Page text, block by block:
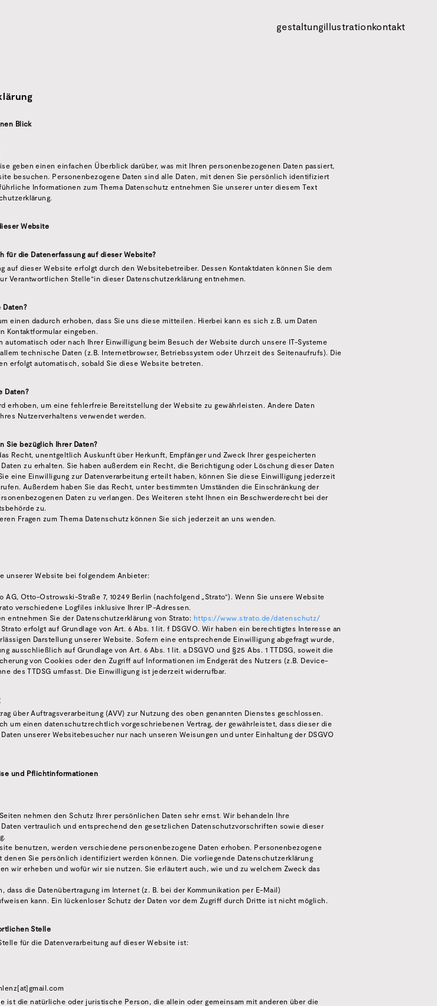
gestaltungillustrationkontakt
Blick
geben einen einfachen Überblick darüber, was mit Ihren personenbezogenen Daten passiert,
besuchen. Personenbezogene Daten sind alle Daten, mit denen Sie persönlich identifiziert
Informationen zum Thema Datenschutz entnehmen Sie unserer unter diesem Text
Website
für die Datenerfassung auf dieser Website?
auf dieser Website erfolgt durch den Websitebetreiber. Dessen Kontaktdaten können Sie dem
Verantwortlichen Stelle“in dieser Datenschutzerklärung entnehmen.
Daten?
einen dadurch erhoben, dass Sie uns diese mitteilen. Hierbei kann es sich z.B. um Daten
Kontaktformular eingeben.
automatisch oder nach Ihrer Einwilligung beim Besuch der Website durch unsere IT-Systeme
technische Daten (z.B. Internetbrowser, Betriebssystem oder Uhrzeit des Seitenaufrufs). Die
erfolgt automatisch, sobald Sie diese Website betreten.
Daten?
erhoben, um eine fehlerfreie Bereitstellung der Website zu gewährleisten. Andere Daten
Nutzerverhaltens verwendet werden.
Sie bezüglich Ihrer Daten?
Recht, unentgeltlich Auskunft über Herkunft, Empfänger und Zweck Ihrer gespeicherten
zu erhalten. Sie haben außerdem ein Recht, die Berichtigung oder Löschung dieser Daten
eine Einwilligung zur Datenverarbeitung erteilt haben, können Sie diese Einwilligung jederzeit
Außerdem haben Sie das Recht, unter bestimmten Umständen die Einschränkung der
Daten zu verlangen. Des Weiteren steht Ihnen ein Beschwerderecht bei der
zu.
Fragen zum Thema Datenschutz können Sie sich jederzeit an uns wenden.
unserer Website bei folgendem Anbieter:
AG, Otto-Ostrowski-Straße 7, 10249 Berlin (nachfolgend „Strato“). Wenn Sie unsere Website
verschiedene Logfiles inklusive Ihrer IP-Adressen.
entnehmen Sie der Datenschutzerklärung von Strato: https://www.strato.de/datenschutz/
erfolgt auf Grundlage von Art. 6 Abs. 1 lit. f DSGVO. Wir haben ein berechtigtes Interesse an
Darstellung unserer Website. Sofern eine entsprechende Einwilligung abgefragt wurde,
ausschließlich auf Grundlage von Art. 6 Abs. 1 lit. a DSGVO und §25 Abs. 1 TTDSG, soweit die
von Cookies oder den Zugriff auf Informationen im Endgerät des Nutzers (z.B. Device-
des TTDSG umfasst. Die Einwilligung ist jederzeit widerrufbar.
über Auftragsverarbeitung (AVV) zur Nutzung des oben genannten Dienstes geschlossen.
um einen datenschutzrechtlich vorgeschriebenen Vertrag, der gewährleistet, dass dieser die
unserer Websitebesucher nur nach unseren Weisungen und unter Einhaltung der DSGVO
und Pflichtinformationen
nehmen den Schutz Ihrer persönlichen Daten sehr ernst. Wir behandeln Ihre
vertraulich und entsprechend den gesetzlichen Datenschutzvorschriften sowie dieser
benutzen, werden verschiedene personenbezogene Daten erhoben. Personenbezogene
denen Sie persönlich identifiziert werden können. Die vorliegende Datenschutzerklärung
wir erheben und wofür wir sie nutzen. Sie erläutert auch, wie und zu welchem Zweck das
dass die Datenübertragung im Internet (z. B. bei der Kommunikation per E-Mail)
kann. Ein lückenloser Schutz der Daten vor dem Zugriff durch Dritte ist nicht möglich.
Stelle
für die Datenverarbeitung auf dieser Website ist:
ist die natürliche oder juristische Person, die allein oder gemeinsam mit anderen über die